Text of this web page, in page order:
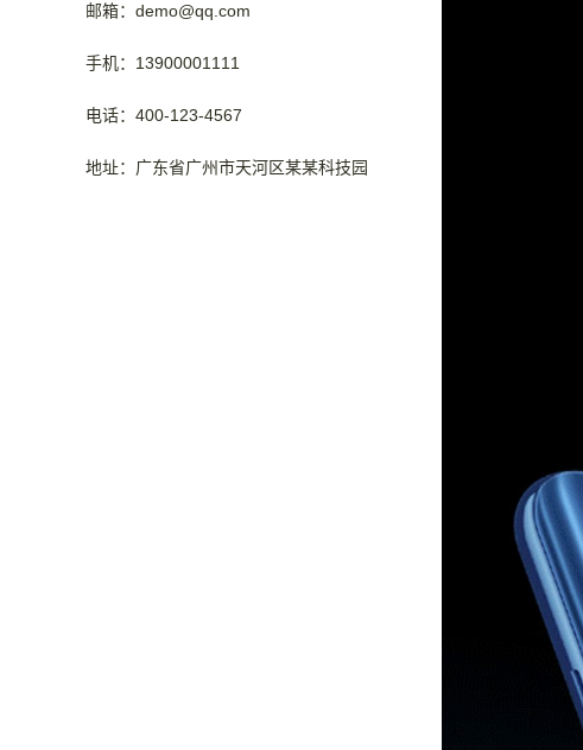
邮箱：demo@qq.com
手机：13900001111
电话：400-123-4567
地址：广东省广州市天河区某某科技园